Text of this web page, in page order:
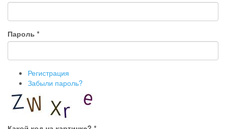
Пароль *
Регистрация
Забыли пароль?